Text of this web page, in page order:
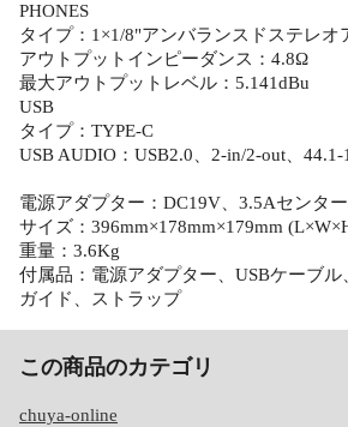
PHONES
タイプ：1×1/8"アンバランスドステレオ
アウトプットインピーダンス：4.8Ω
最大アウトプットレベル：5.141dBu
USB
タイプ：TYPE-C
USB AUDIO：USB2.0、2-in/2-out、
電源アダプター：DC19V、3.5Aセンタ
サイズ：396mm×178mm×179mm
重量：3.6Kg
付属品：電源アダプター、USBケーブル
ガイド、ストラップ
この商品のカテゴリ
chuya-online